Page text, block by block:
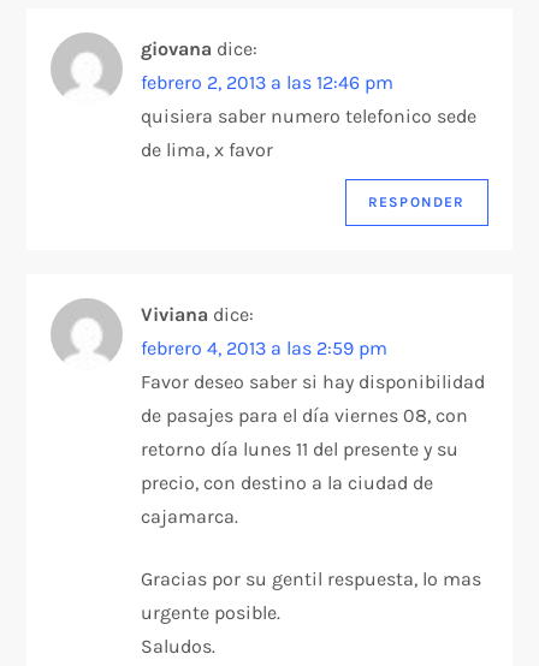
giovana dice:
febrero 2, 2013 a las 12:46 pm
quisiera saber numero telefonico sede
de lima, x favor
RESPONDER
Viviana dice:
febrero 4, 2013 a las 2:59 pm
Favor deseo saber si hay disponibilidad
de pasajes para el día viernes 08, con
retorno día lunes 11 del presente y su
precio, con destino a la ciudad de
cajamarca.
Gracias por su gentil respuesta, lo mas
urgente posible.
Saludos.